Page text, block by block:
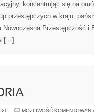
koncentrując się na
przestępczych w kraju,
Nowoczesna Przestępczość i
[…]
MOŻLIWOŚĆ